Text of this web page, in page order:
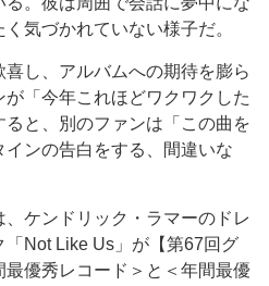
気づかれていない様子だ。
喜し、アルバムへの期待を膨ら
「今年これほどワクワクした
と、別のファンは「この曲を
ンの告白をする、間違いな
ケンドリック・ラマーのドレ
Not Like Us」が【第67回グ
優秀レコード＞と＜年間最優